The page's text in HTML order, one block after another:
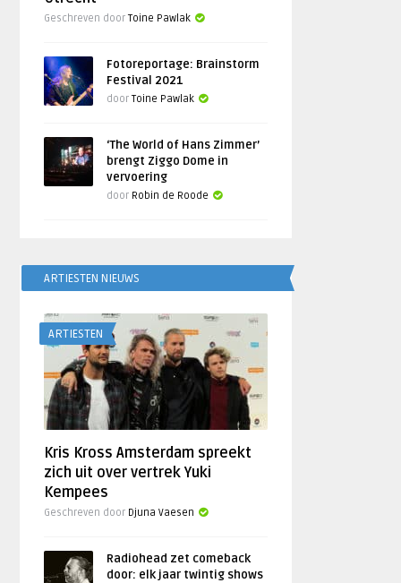
Geschreven doorToine Pawlak
Fotoreportage: Brainstorm
Festival 2021
doorToine Pawlak
‘The World of Hans Zimmer’
brengt Ziggo Dome in
vervoering
door Robin de Roode
ARTIESTEN NIEUWS
ARTIESTEN
Kris Kross Amsterdam spreekt
zich uit over vertrek Yuki
Kempees
Geschreven door Djuna Vaesen
Radiohead zet comeback
door: elk jaar twintig shows